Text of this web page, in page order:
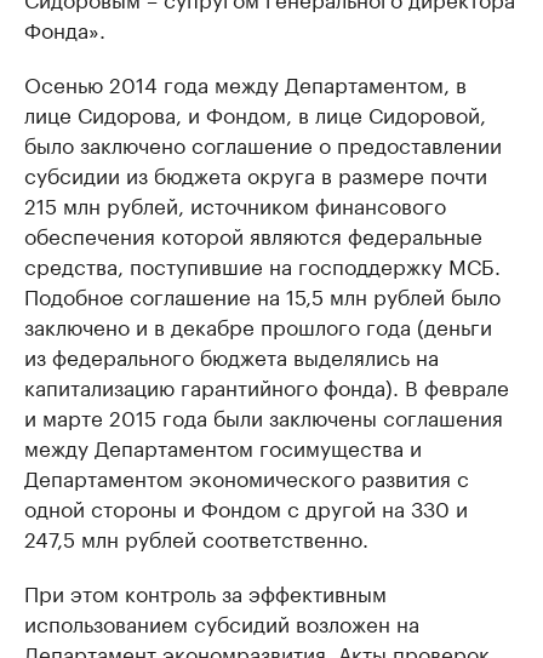
Фонда».
Осенью 2014 года между Департаментом, в
лице Сидорова, и Фондом, в лице Сидоровой,
было заключено соглашение о предоставлении
субсидии из бюджета округа в размере почти
215 млн рублей, источником финансового
обеспечения которой являются федеральные
средства, поступившие на господдержку МСБ.
Подобное соглашение на 15,5 млн рублей было
заключено и в декабре прошлого года (деньги
из федерального бюджета выделялись на
капитализацию гарантийного фонда). В феврале
и марте 2015 года были заключены соглашения
между Департаментом госимущества и
Департаментом экономического развития с
одной стороны и Фондом с другой на 330 и
247,5 млн рублей соответственно.
При этом контроль за эффективным
использованием субсидий возложен на